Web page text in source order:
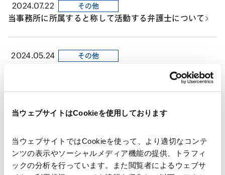
当ウェブサイトはCookieを使用しております
当ウェブサイトではCookieを使って、より適切なコンテ
ンツの表示やソーシャルメディア機能の提供、トラフィ
ックの分析を行っています。また閲覧者によるウェブサ
2024.07.22 その他
当事務所に所属すると称して活動する弁護士について
2024.05.24 その他
【重要】当事務所のウェブサイトの模倣サイトにご注意
2023.12.11 その他